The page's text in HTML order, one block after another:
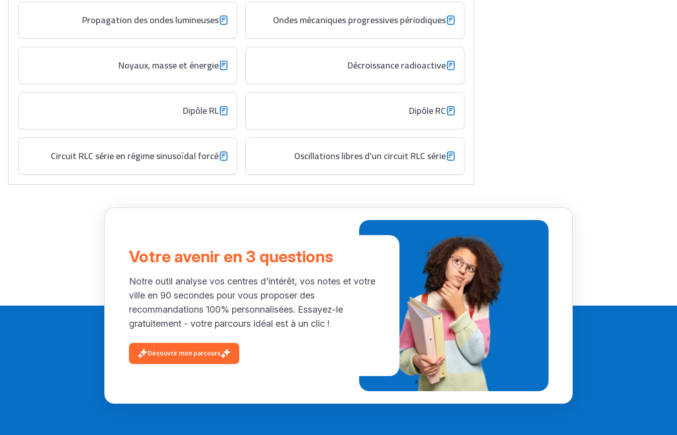
Ondes mécaniques progressives périodiques
Propagation des ondes lumineuses
Décroissance radioactive
Noyaux, masse et énergie
Dipôle RC
Dipôle RL
Oscillations libres d'un circuit RLC série
Circuit RLC série en régime sinusoïdal forcé
Votre avenir en 3 questions
Notre outil analyse vos centres d'intérêt, vos notes et votre
ville en 90 secondes pour vous proposer des
recommandations 100% personnalisées. Essayez-le
gratuitement - votre parcours idéal est à un clic !
Découvrir mon parcours